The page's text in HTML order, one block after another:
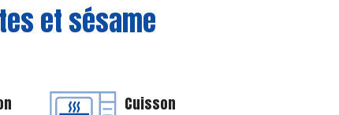
et sésame
Cuisson